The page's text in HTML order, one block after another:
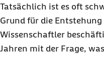
Tatsächlich ist es oft
Grund für die
Wissenschaftler
Jahren mit der Frage,